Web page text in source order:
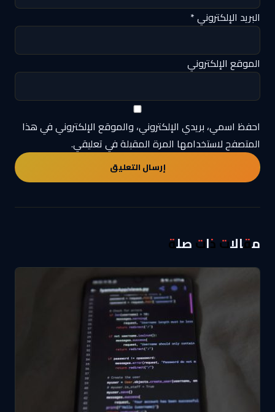
البريد الإلكتروني*
الموقع الإلكتروني
احفظ اسمي، بريدي الإلكتروني، والموقع الإلكتروني في هذا
المتصفح لاستخدامها المرة المقبلة في تعليقي.
مقالات ذات صلة